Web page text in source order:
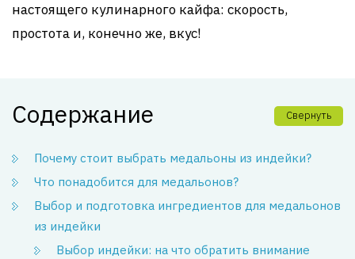
настоящего кулинарного кайфа: скорость,
простота и, конечно же, вкус!
Содержание Свернуть
Почему стоит выбрать медальоны из индейки?
Что понадобится для медальонов?
Выбор и подготовка ингредиентов для медальонов
из индейки
Выбор индейки: на что обратить внимание